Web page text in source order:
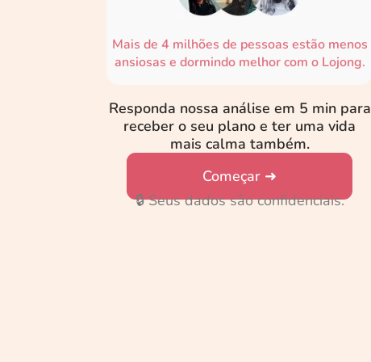
Mais de 4 milhões de pessoas estão menos
ansiosas e dormindo melhor com o Lojong.
Responda nossa análise em 5 min para
receber o seu plano e ter uma vida
mais calma também.
Começar ➜
🔒Seus dados são confidenciais.